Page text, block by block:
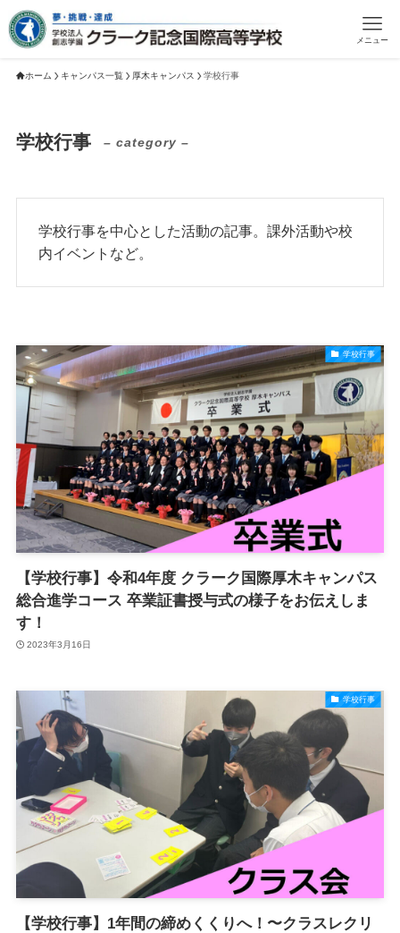
メニュー
ホーム キャンパス一覧 厚木キャンパス 学校行事
学校行事 – category –
学校行事を中心とした活動の記事。課外活動や校
内イベントなど。
学校行事
【学校行事】令和4年度 クラーク国際厚木キャンパス
総合進学コース 卒業証書授与式の様子をお伝えしま
す！
2023年3月16日
学校行事
【学校行事】1年間の締めくくりへ！〜クラスレクリ